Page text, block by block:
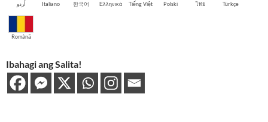
اُردو Italiano 한국어 Ελληνικά Tiếng Việt Polski ไทย Türkçe
Română
Ibahagi ang Salita!